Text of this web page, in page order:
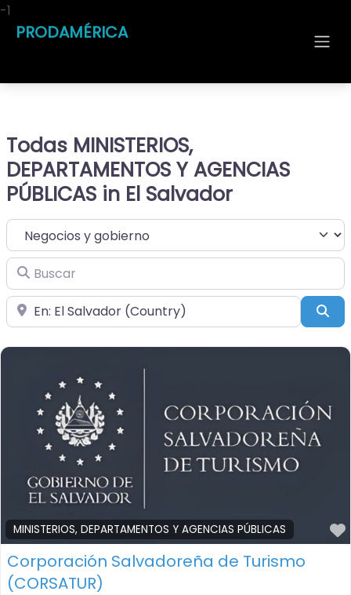
PRODAMÉRICA
Todas MINISTERIOS,
DEPARTAMENTOS Y AGENCIAS
PÚBLICAS in El Salvador
Seleccionar el formulario de búsqueda
Buscar
Cerca de
MINISTERIOS, DEPARTAMENTOS Y AGENCIAS PÚBLICAS
Corporación Salvadoreña de Turismo
(CORSATUR)
-1